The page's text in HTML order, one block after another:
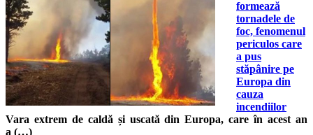
formează
tornadele de
foc, fenomenul
periculos care
a pus
stăpânire pe
Europa din
cauza
incendiilor
Vara extrem de caldă și uscată din Europa, care în acest an
a (…)